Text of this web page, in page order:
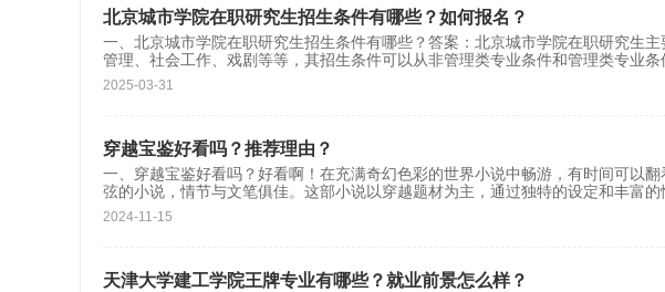
北京城市学院在职研究生招生条件有哪些？如何报名？
一、北京城市学院在职研究生招生条件有哪些？答案：北京城市学院在职研究生
管理、社会工作、戏剧等等，其招生条件可以从非管理类专业条件和管理类专业条
2025-03-31
穿越宝鉴好看吗？推荐理由？
一、穿越宝鉴好看吗？好看啊！在充满奇幻色彩的世界小说中畅游，有时间可以
弦的小说，情节与文笔俱佳‌‌。这部小说以穿越题材为主，通过独特的设定和丰富的
2024-11-15
天津大学建工学院王牌专业有哪些？就业前景怎么样？